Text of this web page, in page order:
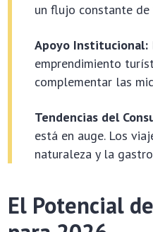
un flujo constante
Apoyo Institucional:
emprendimiento
complementar las
Tendencias del
está en auge. Los
naturaleza y la
El Potencial